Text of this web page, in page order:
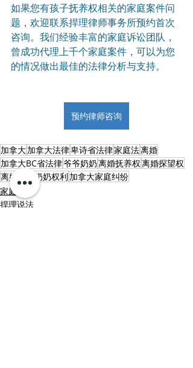
如果您有孩子抚养权相关的家庭案件问
题，欢迎联系捍理律师事务所预约首次
咨询。我们经验丰富的家庭诉讼团队，
曾成功代理上千个家庭案件，可以为您
的情况做出最佳的法律分析与支持。
预约律师咨询
加拿大加拿大法律卑诗省法律家庭法离婚
加拿大BC省法律爷爷奶奶离婚抚养权离婚探望权
离婚爷爷奶奶权利 加拿大家庭纠纷
家庭法
捍理说法